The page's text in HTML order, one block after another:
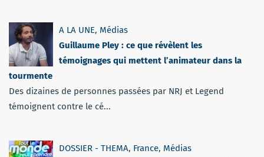
A LA UNE, Médias
Guillaume Pley : ce que révèlent les
témoignages qui mettent l’animateur dans la
tourmente
Des dizaines de personnes passées par NRJ et Legend
témoignent contre le cé...
DOSSIER - THEMA, France, Médias